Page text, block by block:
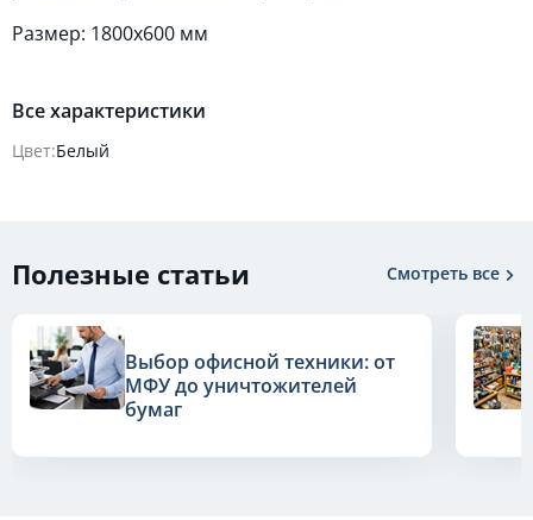
Размер: 1800x600 мм
Все характеристики
Цвет:Белый
Полезные статьи Смотреть все
Выбор офисной техники: от
МФУ до уничтожителей
бумаг